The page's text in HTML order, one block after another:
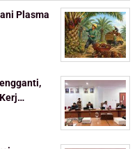
Plasma